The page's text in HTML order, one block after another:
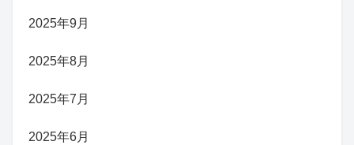
2025年9月
2025年8月
2025年7月
2025年6月